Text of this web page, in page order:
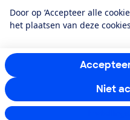
Door op ‘Accepteer alle
het plaatsen van deze
Niet
RSS-feed
12.901consumentenbeoordelen